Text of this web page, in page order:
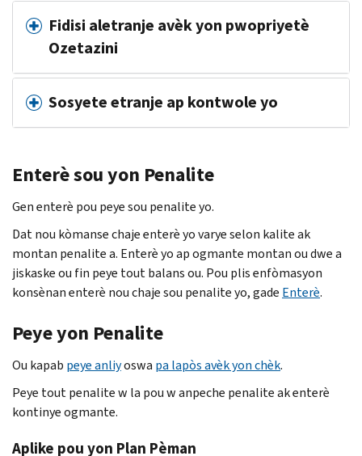
Fidisi aletranje avèk yon pwopriyetè
Ozetazini
Sosyete etranje ap kontwole yo
Enterè sou yon Penalite
Gen enterè pou peye sou penalite yo.
Dat nou kòmanse chaje enterè yo varye selon kalite ak
montan penalite a. Enterè yo ap ogmante montan ou dwe a
jiskaske ou fin peye tout balans ou. Pou plis enfòmasyon
konsènan enterè nou chaje sou penalite yo, gade Enterè.
Peye yon Penalite
Ou kapab peye anliyoswa pa lapòs avèk yon chèk.
Peye tout penalite w la pou w anpeche penalite ak enterè
kontinye ogmante.
Aplike pou yon Plan Pèman